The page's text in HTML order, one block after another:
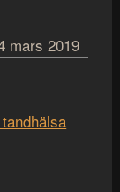
mars 2019